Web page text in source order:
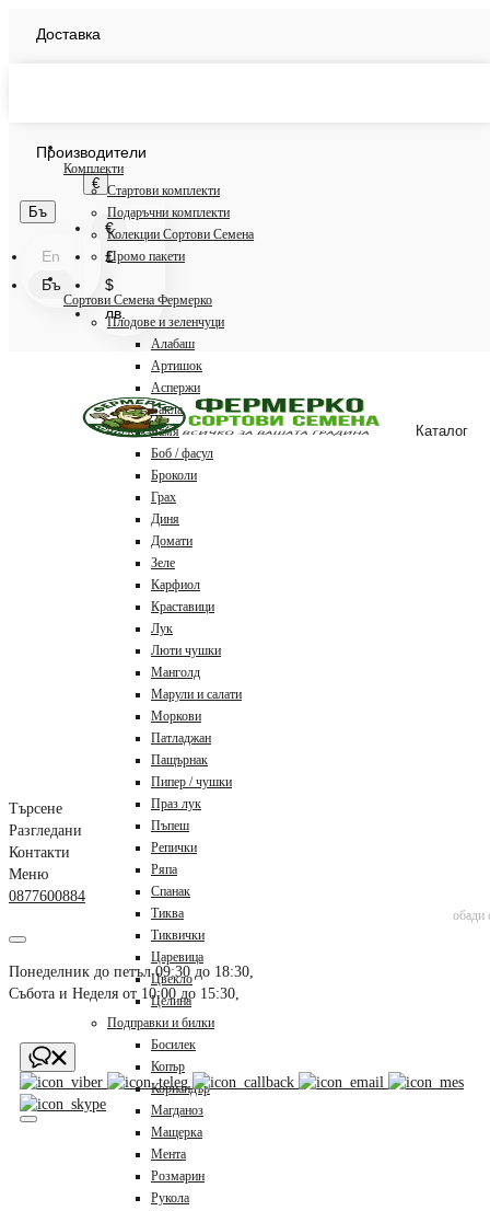
Доставка
Производители
Бъ
En
Бъ
€
€
£
$
лв.
Каталог
Търсене
Разгледани
Контакти
Меню
0877600884
обади
Понеделник до петъл 09:30 до 18:30,
Събота и Неделя от 10:00 до 15:30,
Комплекти
Стартови комплекти
Подаръчни комплекти
Колекции Сортови Семена
Промо пакети
Сортови Семена Фермерко
Плодове и зеленчуци
Алабаш
Артишок
Аспержи
Бакла
Бамя
Боб / фасул
Броколи
Грах
Диня
Домати
Зеле
Карфиол
Краставици
Лук
Люти чушки
Манголд
Марули и салати
Моркови
Патладжан
Пащърнак
Пипер / чушки
Праз лук
Пъпеш
Репички
Ряпа
Спанак
Тиква
Тиквички
Царевица
Цвекло
Целина
Подправки и билки
Босилек
Копър
Кориандър
Магданоз
Мащерка
Мента
Розмарин
Рукола